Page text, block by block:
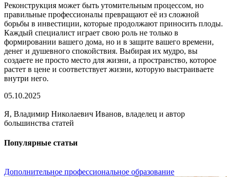
Реконструкция может быть утомительным процессом, но
правильные профессионалы превращают её из сложной
борьбы в инвестиции, которые продолжают приносить плоды.
Каждый специалист играет свою роль не только в
формировании вашего дома, но и в защите вашего времени,
денег и душевного спокойствия. Выбирая их мудро, вы
создаете не просто место для жизни, а пространство, которое
растет в цене и соответствует жизни, которую выстраиваете
внутри него.
05.10.2025
Я, Владимир Николаевич Иванов, владелец и автор
большинства статей
Популярные статьи
Дополнительное профессиональное образование